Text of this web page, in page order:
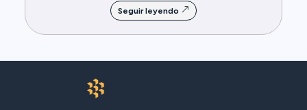
Seguir leyendo